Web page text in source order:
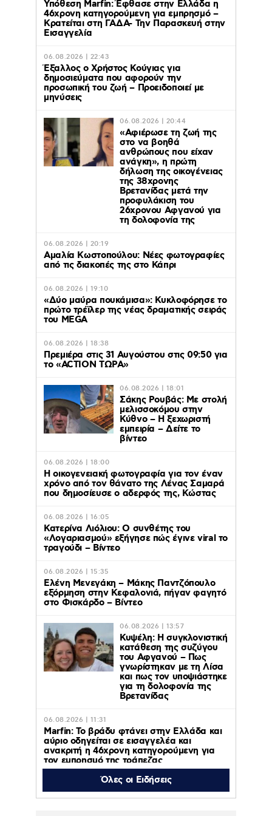
Υπόθεση Marfin: Έφθασε στην Ελλάδα η
46χρονη κατηγορούμενη για εμπρησμό –
Κρατείται στη ΓΑΔΑ- Την Παρασκευή στην
Εισαγγελία
06.08.2026 | 22:43
Έξαλλος ο Χρήστος Κούγιας για
δημοσιεύματα που αφορούν την
προσωπική του ζωή – Προειδοποιεί με
μηνύσεις
06.08.2026 | 20:44
«Αφιέρωσε τη ζωή της
στο να βοηθά
ανθρώπους που είχαν
ανάγκη», η πρώτη
δήλωση της οικογένειας
της 38χρονης
Βρετανίδας μετά την
προφυλάκιση του
26χρονου Αφγανού για
τη δολοφονία της
06.08.2026 | 20:19
Αμαλία Κωστοπούλου: Νέες φωτογραφίες
από τις διακοπές της στο Κάπρι
06.08.2026 | 19:10
«Δύο μαύρα πουκάμισα»: Κυκλοφόρησε το
πρώτο τρέϊλερ της νέας δραματικής σειράς
του MEGA
06.08.2026 | 18:38
Πρεμιέρα στις 31 Αυγούστου στις 09:50 για
το «ACTION ΤΩΡΑ»
06.08.2026 | 18:01
Σάκης Ρουβάς: Με στολή
μελισσοκόμου στην
Κύθνο – Η ξεχωριστή
εμπειρία – Δείτε το
βίντεο
06.08.2026 | 18:00
Η οικογενειακή φωτογραφία για τον έναν
χρόνο από τον θάνατο της Λένας Σαμαρά
που δημοσίευσε ο αδερφός της, Κώστας
06.08.2026 | 16:05
Κατερίνα Λιόλιου: Ο συνθέτης του
«Λογαριασμού» εξήγησε πώς έγινε viral το
τραγούδι – Βίντεο
06.08.2026 | 15:35
Ελένη Μενεγάκη – Μάκης Παντζόπουλο
εξόρμηση στην Κεφαλονιά, πήγαν φαγητό
στο Φισκάρδο – Βίντεο
06.08.2026 | 13:57
Κυψέλη: Η συγκλονιστική
κατάθεση της συζύγου
του Αφγανού – Πως
γνωρίστηκαν με τη Λίσα
και πως τον υποψιάστηκε
για τη δολοφονία της
Βρετανίδας
06.08.2026 | 11:31
Marfin: Το βράδυ φτάνει στην Ελλάδα και
αύριο οδηγείται σε εισαγγελέα και
ανακριτή η 46χρονη κατηγορούμενη για
τον εμπρησμό της τράπεζας
06.08.2026 | 11:23
Γαρυφαλλιά Καληφώνη: Διακοπές με
Όλες οι Ειδήσεις